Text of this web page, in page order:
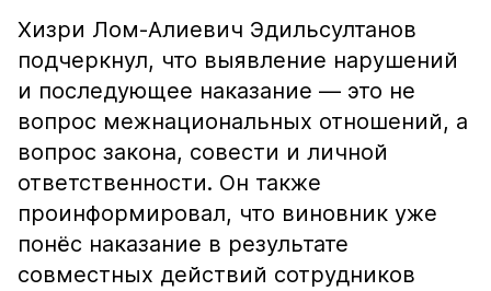
Хизри Лом-Алиевич Эдильсултанов
подчеркнул, что выявление нарушений
и последующее наказание — это не
вопрос межнациональных отношений, а
вопрос закона, совести и личной
ответственности. Он также
проинформировал, что виновник уже
понёс наказание в результате
совместных действий сотрудников